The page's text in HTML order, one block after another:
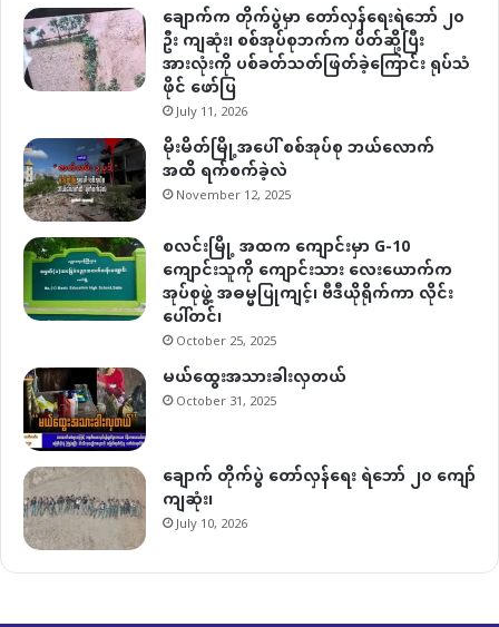
ချောက်က တိုက်ပွဲမှာ တော်လှန်ရေးရဲဘော် ၂၀
ဦး ကျဆုံး၊ စစ်အုပ်စုဘက်က ပိတ်ဆို့ပြီး
အားလုံးကို ပစ်ခတ်သတ်ဖြတ်ခဲ့ကြောင်း ရုပ်သံ
ဖိုင် ဖော်ပြ
July 11, 2026
မိုးမိတ်မြို့အပေါ် စစ်အုပ်စု ဘယ်လောက်
အထိ ရက်စက်ခဲ့လဲ
November 12, 2025
စလင်းမြို့ အထက ကျောင်းမှာ G-10
ကျောင်းသူကို ကျောင်းသား လေးယောက်က
အုပ်စုဖွဲ့ အဓမ္မပြုကျင့်၊ ဗီဒီယိုရိုက်ကာ လိုင်း
ပေါ်တင်၊
October 25, 2025
မယ်ထွေးအသားခါးလှတယ်
October 31, 2025
ချောက် တိုက်ပွဲ တော်လှန်ရေး ရဲဘော် ၂၀ ကျော်
ကျဆုံး၊
July 10, 2026